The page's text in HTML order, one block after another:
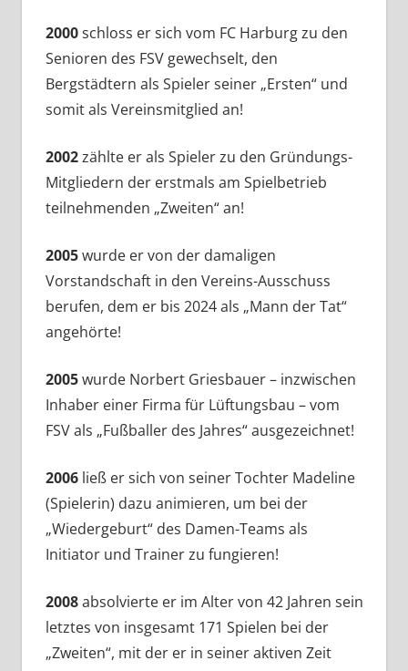
2000schloss er sich vom FC Harburg zu den
Senioren des FSV gewechselt, den
Bergstädtern als Spieler seiner „Ersten“ und
somit als Vereinsmitglied an!
2002zählte er als Spieler zu den Gründungs-
Mitgliedern der erstmals am Spielbetrieb
teilnehmenden „Zweiten“ an!
2005wurde er von der damaligen
Vorstandschaft in den Vereins-Ausschuss
berufen, dem er bis 2024 als „Mann der Tat“
angehörte!
2005wurde Norbert Griesbauer – inzwischen
Inhaber einer Firma für Lüftungsbau – vom
FSV als „Fußballer des Jahres“ ausgezeichnet!
2006ließ er sich von seiner Tochter Madeline
(Spielerin) dazu animieren, um bei der
„Wiedergeburt“ des Damen-Teams als
Initiator und Trainer zu fungieren!
2008absolvierte er im Alter von 42 Jahren sein
letztes von insgesamt 171 Spielen bei der
„Zweiten“, mit der er in seiner aktiven Zeit